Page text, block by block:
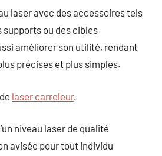
laser avec des accessoires tels
supports ou des cibles
améliorer son utilité, rendant
précises et plus simples.
laser carreleur.
niveau laser de qualité
avisée pour tout individu